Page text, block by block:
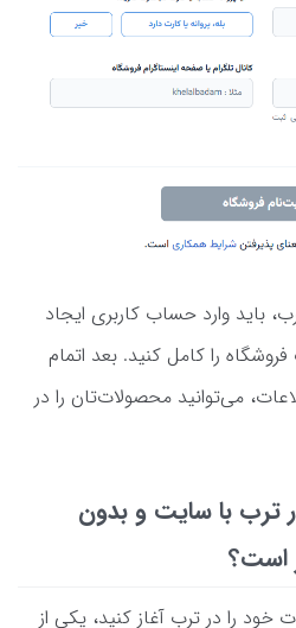
باید وارد حساب کاربری ایجاد
را کامل کنید. بعد اتمام
می‌توانید محصولات‌تان را در
ترب با سایت و بدون
است؟
را در ترب آغاز کنید، یکی از